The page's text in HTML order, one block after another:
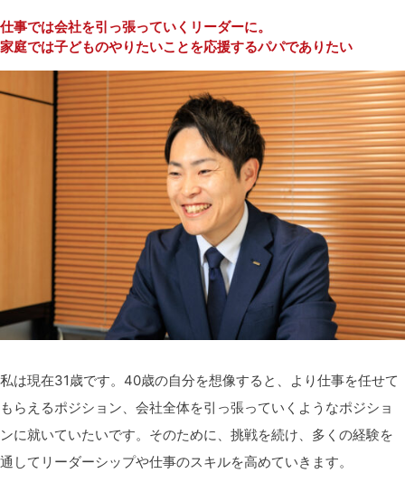
仕事では会社を引っ張っていくリーダーに。
家庭では子どものやりたいことを応援するパパでありたい
私は現在31歳です。40歳の自分を想像すると、より仕事を任せて
もらえるポジション、会社全体を引っ張っていくようなポジショ
ンに就いていたいです。そのために、挑戦を続け、多くの経験を
通してリーダーシップや仕事のスキルを高めていきます。